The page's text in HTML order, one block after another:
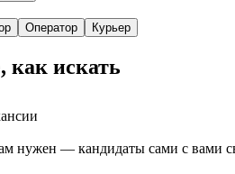
Оператор Курьер
как искать
нужен — кандидаты сами с вами